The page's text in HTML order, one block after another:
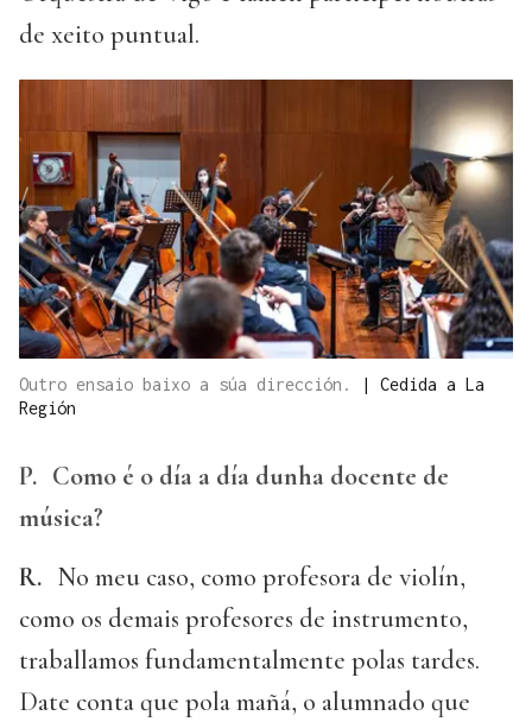
de xeito puntual.
Outro ensaio baixo a súa dirección. | Cedida a La
Región
P. Como é o día a día dunha docente de
música?
R. No meu caso, como profesora de violín,
como os demais profesores de instrumento,
traballamos fundamentalmente polas tardes.
Date conta que pola mañá, o alumnado que